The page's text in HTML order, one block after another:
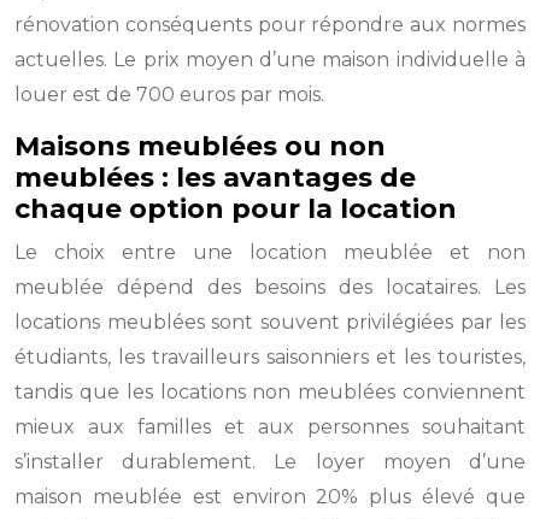
rénovation conséquents pour répondre aux normes
actuelles. Le prix moyen d’une maison individuelle à
louer est de 700 euros par mois.
Maisons meublées ou non
meublées : les avantages de
chaque option pour la location
Le choix entre une location meublée et non
meublée dépend des besoins des locataires. Les
locations meublées sont souvent privilégiées par les
étudiants, les travailleurs saisonniers et les touristes,
tandis que les locations non meublées conviennent
mieux aux familles et aux personnes souhaitant
s’installer durablement. Le loyer moyen d’une
maison meublée est environ 20% plus élevé que